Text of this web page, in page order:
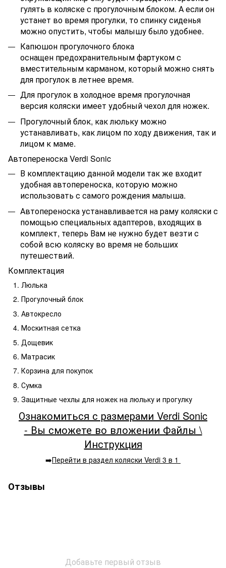
гулять в коляске с прогулочным блоком. А если он
устанет во время прогулки, то спинку сиденья
можно опустить, чтобы малышу было удобнее.
Капюшон прогулочного блока
оснащен предохранительным фартуком с
вместительным карманом, который можно снять
для прогулок в летнее время.
Для прогулок в холодное время прогулочная
версия коляски имеет удобный чехол для ножек.
Прогулочный блок, как люльку можно
устанавливать, как лицом по ходу движения, так и
лицом к маме.
АвтопереноскаVerdi Sonic
В комплектацию данной модели так же входит
удобная автопереноска, которую можно
использовать с самого рождения малыша.
Автопереноска устанавливается на раму коляски с
помощью специальных адаптеров, входящих в
комплект, теперь Вам не нужно будет везти с
собой всю коляску во время не больших
путешествий.
Комплектация
Люлька
Прогулочный блок
Автокресло
Москитная сетка
Дощевик
Матрасик
Корзина для покупок
Сумка
Защитные чехлы для ножек на люльку и прогулку
Ознакомиться с размерами Verdi Sonic
- Вы сможете во вложении Файлы \
Инструкция
➡️Перейти в раздел коляски Verdi 3 в 1
Отзывы
Добавьте первый отзыв